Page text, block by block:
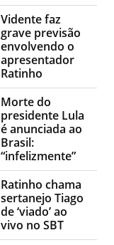
Vidente faz
grave previsão
envolvendo o
apresentador
Ratinho
Morte do
presidente Lula
é anunciada ao
Brasil:
“infelizmente”
Ratinho chama
sertanejo Tiago
de ‘viado’ ao
vivo no SBT